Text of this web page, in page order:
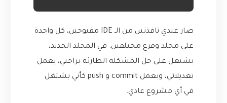
صار عندي نافذتين من الـ IDE مفتوحين، كل واحدة
على مجلد وفرع مختلفين. في المجلد الجديد،
بشتغل على حل المشكلة الطارئة براحتي، بعمل
تعديلاتي، وبعمل commit و push كأني بشتغل
في أي مشروع عادي.